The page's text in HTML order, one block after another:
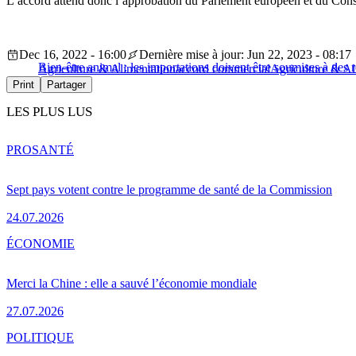
Bien-être animal : les importations doivent être soumises à des
Dec 16, 2022 - 16:00
Dernière mise à jour: Jun 22, 2023 - 08:17
Agriculture & Alimentationaccord commercialAgriculture &
Print Partager
LES PLUS LUS
Sept pays votent contre le programme de santé de la Commission
24.07.2026
PROSANTÉ
Merci la Chine : elle a sauvé l’économie mondiale
27.07.2026
ÉCONOMIE
POLITIQUE